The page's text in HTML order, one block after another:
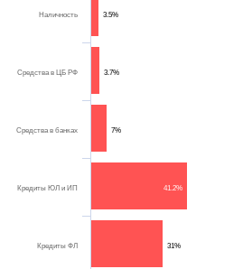
3.5%
3.7%
7%
41.2%
31%
Наличность
Средства в ЦБ РФ
Средства в банках
Кредиты ЮЛ и ИП
Кредиты ФЛ